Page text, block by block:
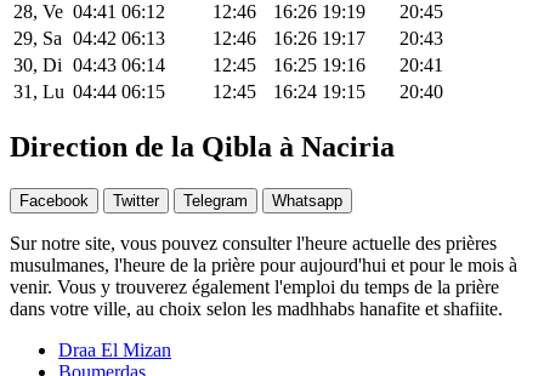
28, Ve 04:41 06:12 12:46 16:26 19:19
20:45
29, Sa 04:42 06:13 12:46 16:26 19:17
20:43
30, Di 04:43 06:14 12:45 16:25 19:16
20:41
31, Lu 04:44 06:15 12:45 16:24 19:15 20:40
Direction de la Qibla à Naciria
Facebook Twitter Telegram Whatsapp
Sur notre site, vous pouvez consulter l'heure actuelle des prières
musulmanes, l'heure de la prière pour aujourd'hui et pour le mois à
venir. Vous y trouverez également l'emploi du temps de la prière
dans votre ville, au choix selon les madhhabs hanafite et shafiite.
Draa El Mizan